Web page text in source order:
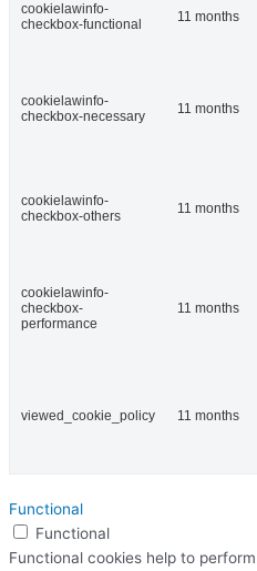
cookielawinfo-
checkbox-functional
11 months
cookielawinfo-
checkbox-necessary
11 months
cookielawinfo-
checkbox-others
11 months
cookielawinfo-
checkbox-
performance
11 months
viewed_cookie_policy 11 months
Functional
Functional
Functional cookies help to